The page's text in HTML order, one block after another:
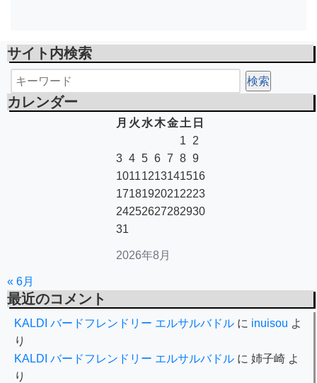
サイト内検索
カレンダー
2026年8月
月 火 水木金 土 日
1
2
3 4 5 6 7 8 9
10111213141516
17181920212223
24252627282930
31
« 6月
最近のコメント
KALDI バードフレンドリー エルサルバドル に inuisou よ
り
KALDI バードフレンドリー エルサルバドル に 姉子崎 よ
り